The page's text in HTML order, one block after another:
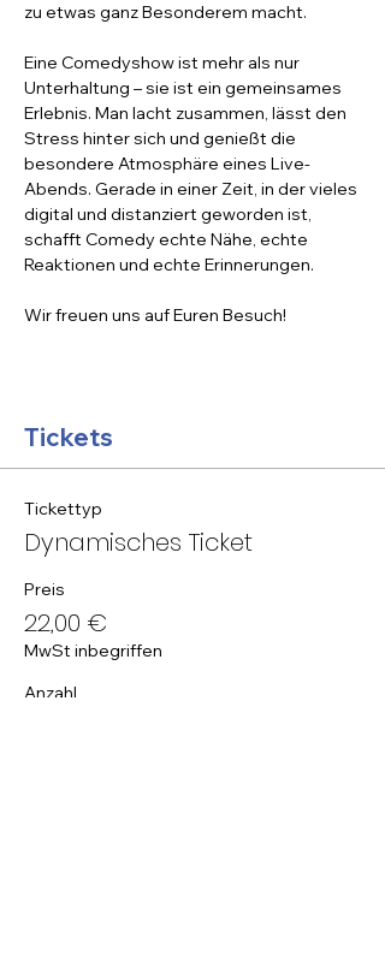
zu etwas ganz Besonderem macht.
Eine Comedyshow ist mehr als nur
Unterhaltung – sie ist ein gemeinsames
Erlebnis. Man lacht zusammen, lässt den
Stress hinter sich und genießt die
besondere Atmosphäre eines Live-
Abends. Gerade in einer Zeit, in der vieles
digital und distanziert geworden ist,
schafft Comedy echte Nähe, echte
Reaktionen und echte Erinnerungen.
Wir freuen uns auf Euren Besuch!
Tickets
Tickettyp
Dynamisches Ticket
Preis
22,00 €
MwSt inbegriffen
Anzahl